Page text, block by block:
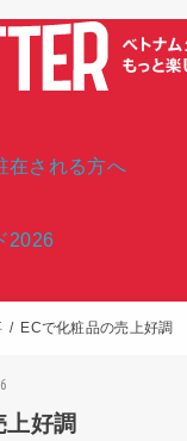
在される方へ
2026
ECで化粧品の売上好調
上好調